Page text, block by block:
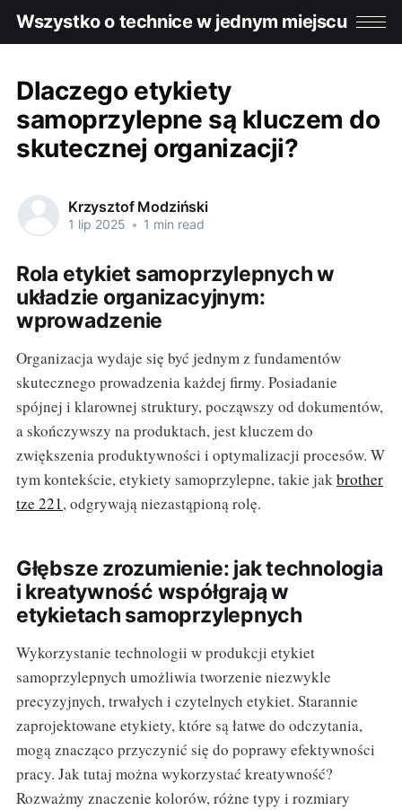
Wszystko o technice w jednym miejscu
Dlaczego etykiety
samoprzylepne są kluczem do
skutecznej organizacji?
Krzysztof Modziński
1 lip 2025 • 1 min read
Rola etykiet samoprzylepnych w
układzie organizacyjnym:
wprowadzenie
Organizacja wydaje się być jednym z fundamentów
skutecznego prowadzenia każdej firmy. Posiadanie
spójnej i klarownej struktury, począwszy od dokumentów,
a skończywszy na produktach, jest kluczem do
zwiększenia produktywności i optymalizacji procesów. W
tym kontekście, etykiety samoprzylepne, takie jakbrother
tze 221, odgrywają niezastąpioną rolę.
Głębsze zrozumienie: jak technologia
i kreatywność współgrają w
etykietach samoprzylepnych
Wykorzystanie technologii w produkcji etykiet
samoprzylepnych umożliwia tworzenie niezwykle
precyzyjnych, trwałych i czytelnych etykiet. Starannie
zaprojektowane etykiety, które są łatwe do odczytania,
mogą znacząco przyczynić się do poprawy efektywności
pracy. Jak tutaj można wykorzystać kreatywność?
Rozważmy znaczenie kolorów, różne typy i rozmiary